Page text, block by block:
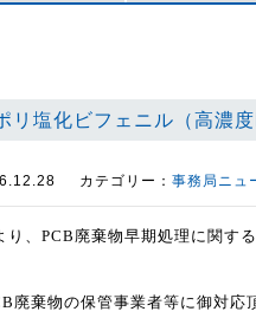
リ塩化ビフェニル（高濃
カテゴリー： 事務局ニュ
り、PCB廃棄物早期処理に関す
廃棄物の保管事業者等に御対応